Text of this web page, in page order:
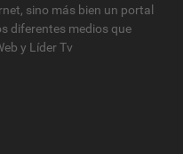
sino más bien un portal
diferentes medios que
y Líder Tv